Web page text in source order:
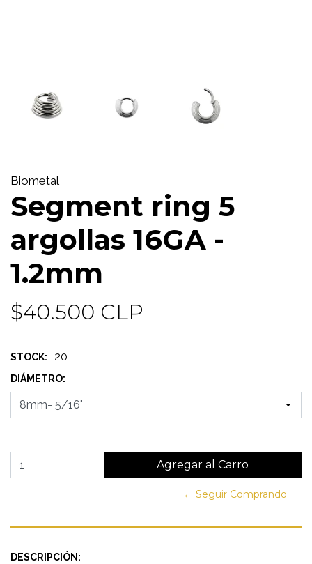
Biometal
Segment ring 5
argollas 16GA -
1.2mm
$40.500 CLP
STOCK: 20
DIÁMETRO:
← Seguir Comprando
DESCRIPCIÓN: